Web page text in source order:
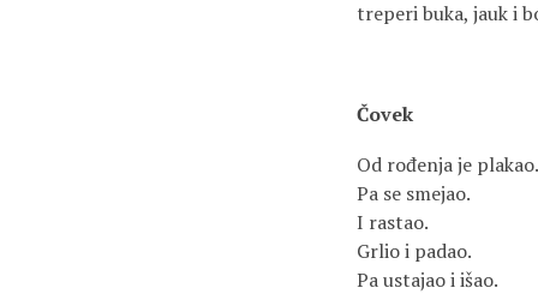
treperi buka, jauk i
Čovek
Od rođenja je plakao.
Pa se smejao.
I rastao.
Grlio i padao.
Pa ustajao i išao.